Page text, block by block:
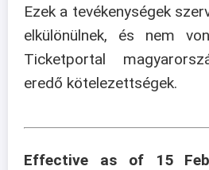
Ezek a tevékenységek
elkülönülnek, és nem
Ticketportal
eredő kötelezettségek.
Effective as of 15